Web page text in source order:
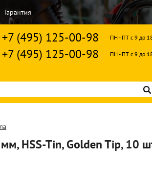
Гарантия
+7 (495) 125-00-98 ПН - ПТ с 9 до
+7 (495) 125-00-98 ПН - ПТ с 9 до
HSS-Tin, Golden Tip, 10